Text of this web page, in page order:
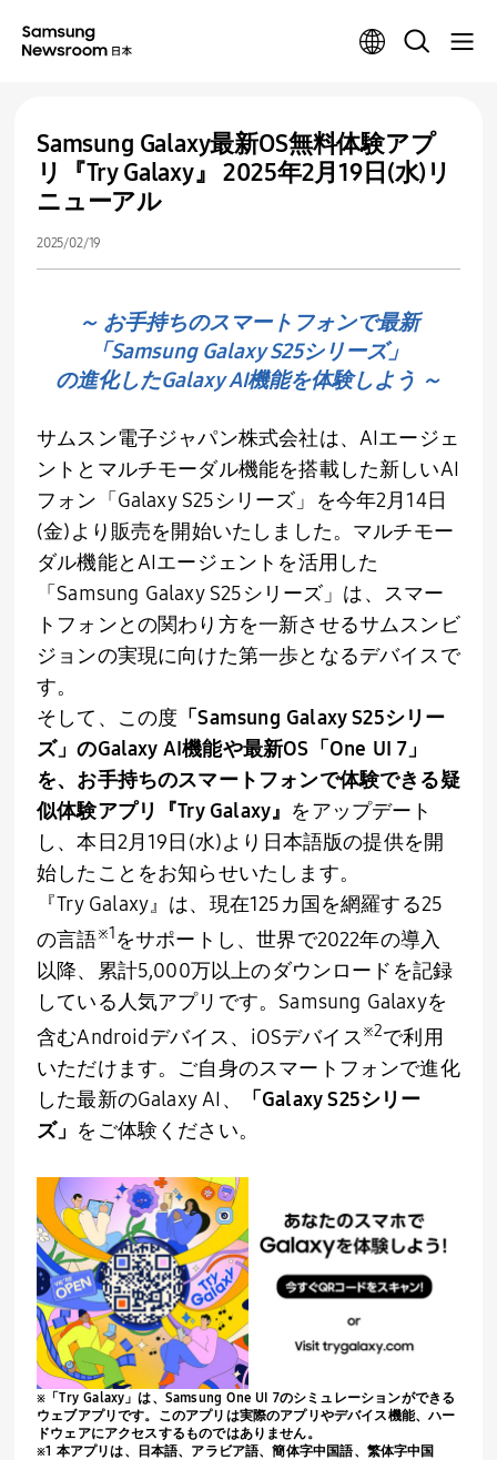
Samsung Galaxy最新OS無料体験アプ
リ『Try Galaxy』 2025年2月19日(水)リ
ニューアル
2025/02/19
～ お手持ちのスマートフォンで最新
「Samsung Galaxy S25シリーズ」
の進化したGalaxy AI機能を体験しよう ～
サムスン電子ジャパン株式会社は、 AIエージェ
ントとマルチモーダル機能を搭載した新しいAI
フォン「 Galaxy S25シリーズ」を今年2月14日
(金)より販売を開始いたしました。マルチモー
ダル機能とAIエージェントを活用した
「 Samsung Galaxy S25シリーズ」は、スマー
トフォンとの関わり方を一新させるサムスンビ
ジョンの実現に向けた第一歩となるデバイスで
す。
そして、この度 「Samsung Galaxy S25シリー
ズ」のGalaxy AI機能や最新OS 「 One UI 7 」
を、お手持ちのスマートフォンで体験できる疑
似体験アプリ『Try Galaxy』 をアップデート
し、本日2月19日 (水)より日本語版の提供を開
始したことをお知らせいたします。
『Try Galaxy』は、現在125カ国を網羅する25
の言語※1をサポートし、世界で2022年の導入
以降、累計5,000万以上のダウンロードを記録
している人気アプリです。 Samsung Galaxyを
含むAndroidデバイス、 iOSデバイス※2で利用
いただけます。ご自身のスマートフォンで進化
した最新のGalaxy AI 、 「 Galaxy S25シリー
ズ」 をご体験ください。
※「Try Galaxy 」は、 Samsung One UI 7のシミュレーションができる
ウェブアプリです。このアプリは実際のアプリやデバイス機能、ハー
ドウェアにアクセスするものではありません。
※1 本アプリは、日本語、アラビア語、簡体字中国語、繁体字中国